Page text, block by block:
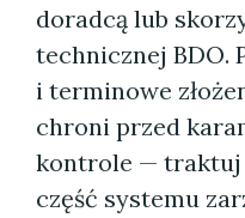
doradcą lub
technicznej BDO.
i terminowe
chroni przed
kontrole — traktuj
część systemu